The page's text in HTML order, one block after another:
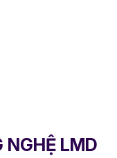
NGHỆ LMD